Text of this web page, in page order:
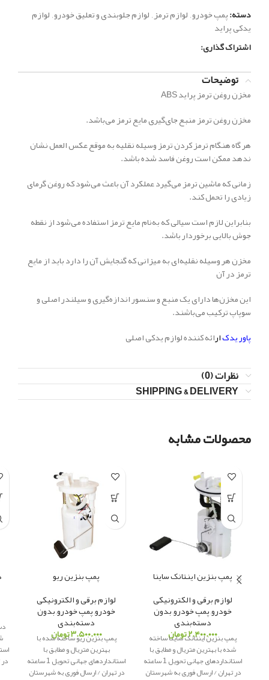
دسته:پمپ خودرو,لوازم ترمز,لوازم جلوبندی و تعلیق خودرو,لوازم
یدکی پراید
اشتراک گذاری:
توضیحات
مخزن روغن ترمز پراید ABS
مخزن روغن ترمز منبع جای‌گیری مایع ترمز می‌باشد.
هر گاه هنگام ترمز کردن ترمز وسیله نقلیه به موقع عکس العمل نشان
ندهد ممکن است روغن فاسد شده باشد.
زمانی که ماشین ترمز می‌گیرد عملکرد آن باعث می‌شود که روغن گرمای
زیادی را تحمل کند.
بنابراین لازم است سیالی که به‌نام مایع ترمز استفاده می‌شود از نقطه
جوش بالایی برخوردار باشد.
مخزن هر وسیله نقلیه‌ای به میزانی که گنجایش آن را دارد باید از مایع
ترمز در آن
این مخزن‌ها دارای یک منبع و سنسور اندازه‌گیری و سیلندر اصلی و
سوپاپ ترکیب می‌باشند.
پاور یدکارائه کننده لوازم یدکی اصلی
نظرات (0)
SHIPPING & DELIVERY
محصولات مشابه
پمپ بنزین اینتانک ساینا
لوازم برقی و الکترونیکی
خودرو,پمپ خودرو,بدون
دسته‌بندی
۲.۴۰۰.۰۰۰تومان
پمپ بنزین اینتانک ساینا ساخته
شده با بهترین متریال و مطابق با
استانداردهای جهانی تحویل 1 ساعته
در تهران / ارسال فوری به شهرستان
پمپ بنزین ریو
لوازم برقی و الکترونیکی
خودرو,پمپ خودرو,بدون
دسته‌بندی
۳.۵۰۰.۰۰۰تومان
پمپ بنزین ریو ساخته شده با
بهترین متریال و مطابق با
استانداردهای جهانی تحویل 1 ساعته
در تهران / ارسال فوری به شهرستان